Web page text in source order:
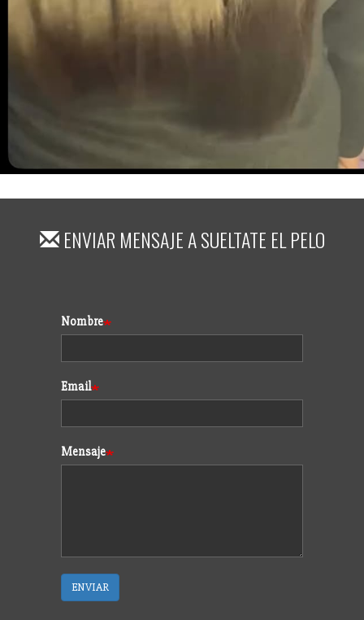
ENVIAR MENSAJE ASUELTATE EL PELO
Formulario
Nombre
Email
Mensaje
ENVIAR